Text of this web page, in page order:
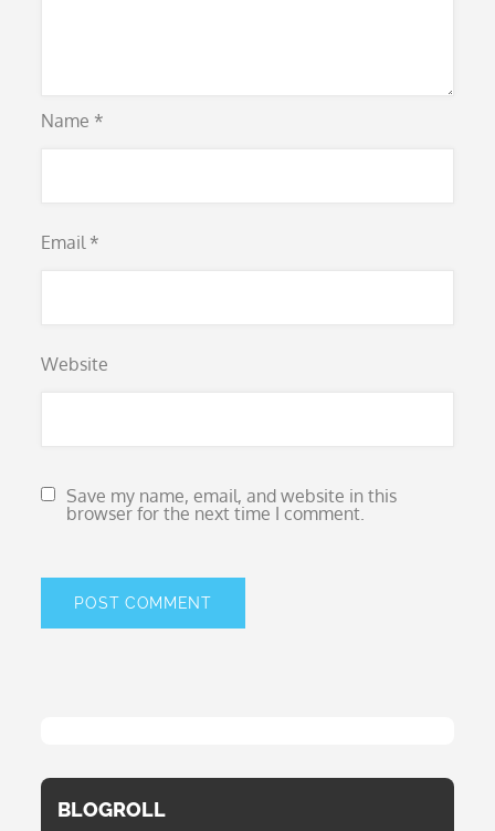
Name *
Email *
Website
Save my name, email, and website in this
browser for the next time I comment.
BLOGROLL